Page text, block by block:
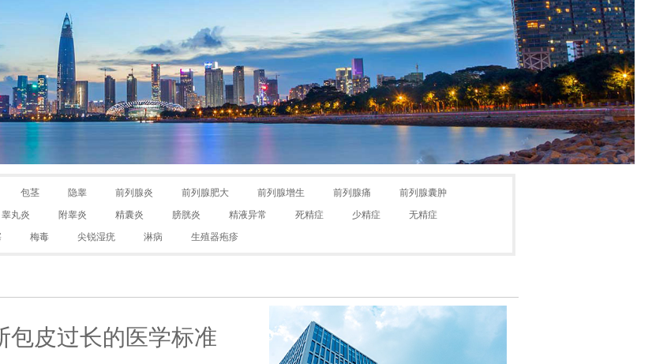
包茎 隐睾 前列腺炎 前列腺肥大 前列腺增生 前列腺痛
前列腺囊肿
睾丸炎 附睾炎 精囊炎 膀胱炎 精液异常 死精症 少精症
无精症
梅毒 尖锐湿疣 淋病 生殖器疱疹
包皮过长的医学标准